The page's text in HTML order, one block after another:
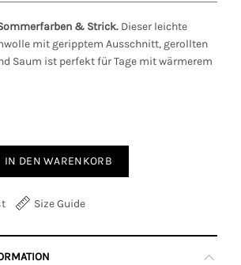
& Strick. Dieser leichte
mit geripptem Ausschnitt, gerollten
Saum ist perfekt für Tage mit wärmerem
IN DEN WARENKORB
Size Guide